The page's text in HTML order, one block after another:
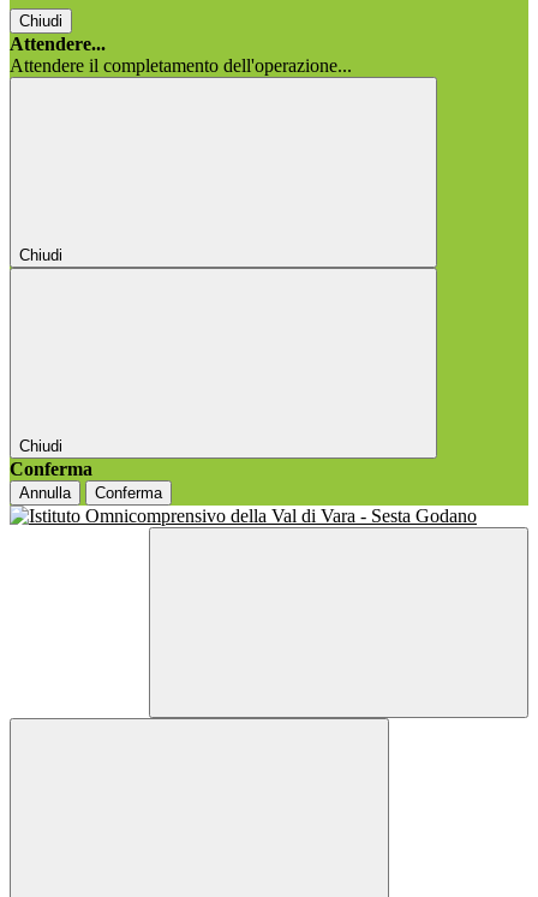
Chiudi
Attendere...
Attendere il completamento dell'operazione...
Chiudi
Chiudi
Conferma
Annulla Conferma